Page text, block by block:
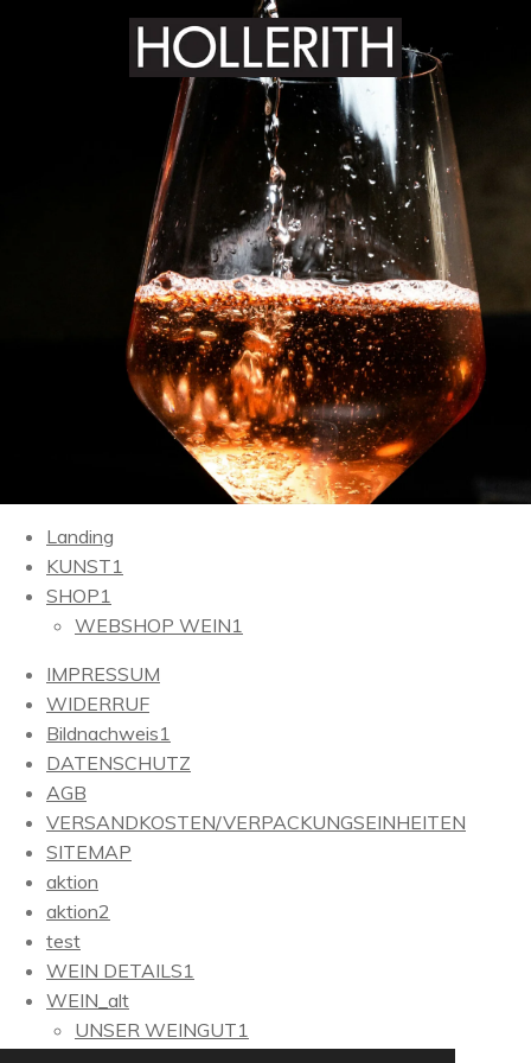
Landing
KUNST1
SHOP1
WEBSHOP WEIN1
IMPRESSUM
WIDERRUF
Bildnachweis1
DATENSCHUTZ
AGB
VERSANDKOSTEN/VERPACKUNGSEINHEITEN
SITEMAP
aktion
aktion2
test
WEIN DETAILS1
WEIN_alt
UNSER WEINGUT1